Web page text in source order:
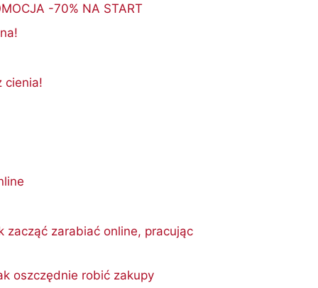
-70% NA START
cienia!
zacząć zarabiać online, pracując
oszczędnie robić zakupy